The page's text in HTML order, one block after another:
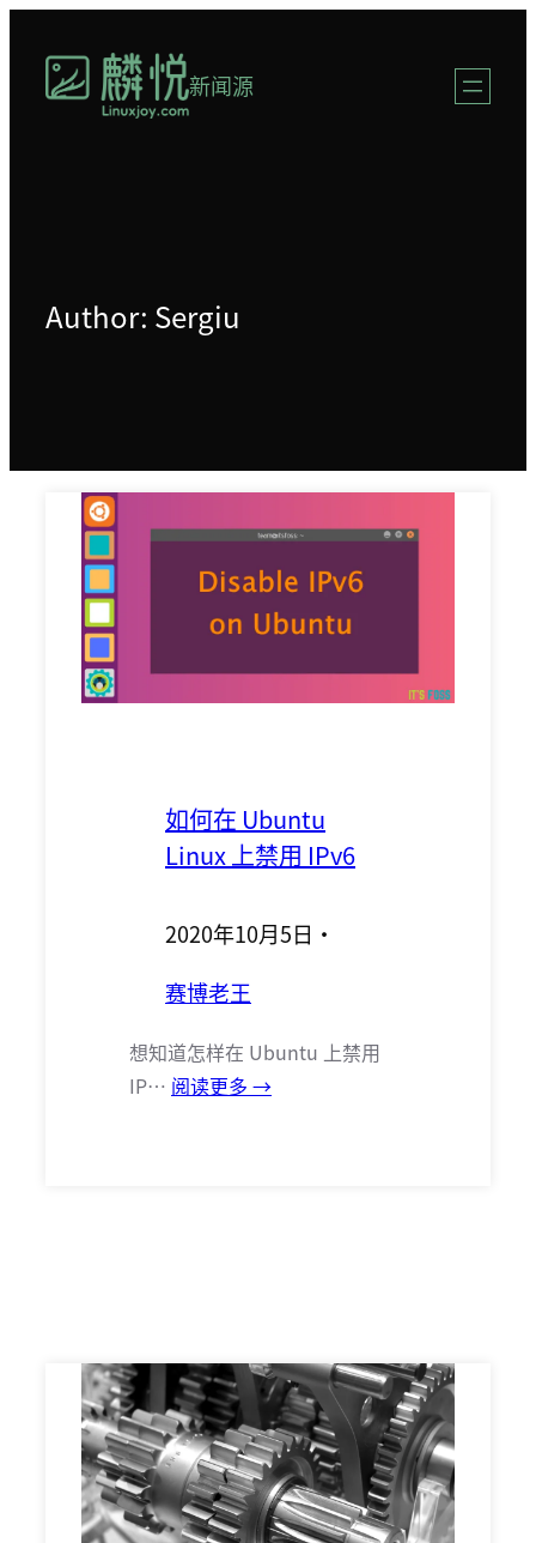
新闻源
Author: Sergiu
如何在 Ubuntu
Linux 上禁用 IPv6
2020年10月5日 ·
赛博老王
想知道怎样在 Ubuntu 上禁用
IP… 阅读更多 →